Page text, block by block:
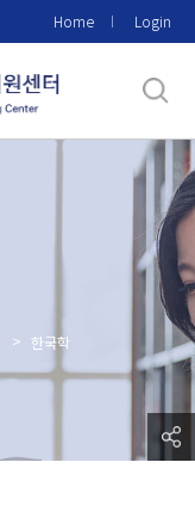
Home Login
> 한국학